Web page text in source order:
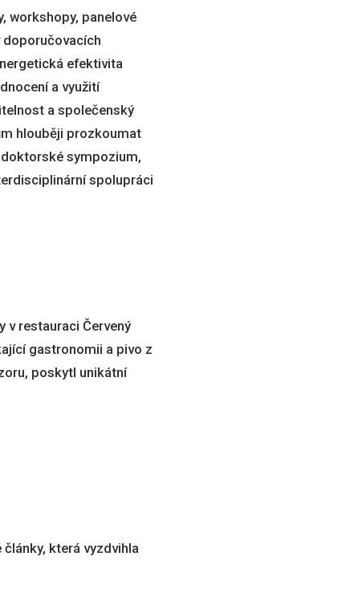
workshopy, panelové
efektivita
a využití
a společenský
hlouběji prozkoumat
sympozium,
spolupráci
v restauraci Červený
gastronomii a pivo z
poskytl unikátní
která vyzdvihla